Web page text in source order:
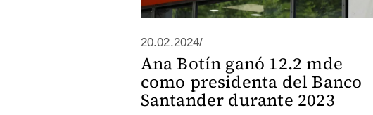
20.02.2024/
Ana Botín ganó 12.2 mde
como presidenta del Banco
Santander durante 2023